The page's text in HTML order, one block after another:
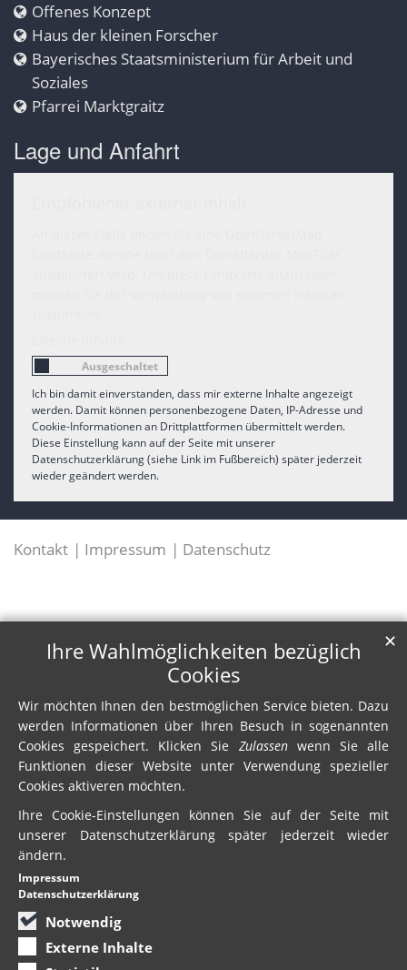
Offenes Konzept
Haus der kleinen Forscher
Bayerisches Staatsministerium für Arbeit und
Soziales
Pfarrei Marktgraitz
Lage und Anfahrt
Ich bin damit einverstanden, dass mir externe Inhalte angezeigt
werden. Damit können personenbezogene Daten, IP-Adresse und
Cookie-Informationen an Drittplattformen übermittelt werden.
Diese Einstellung kann auf der Seite mit unserer
Datenschutzerklärung (siehe Link im Fußbereich) später jederzeit
wieder geändert werden.
Kontakt Impressum Datenschutz
Ihre Wahlmöglichkeiten bezüglich
Cookies
Wir möchten Ihnen den bestmöglichen Service bieten. Dazu
werden Informationen über Ihren Besuch in sogenannten
Cookies gespeichert. Klicken Sie Zulassenwenn Sie alle
Funktionen dieser Website unter Verwendung spezieller
Cookies aktiveren möchten.
Ihre Cookie-Einstellungen können Sie auf der Seite mit
unserer Datenschutzerklärung später jederzeit wieder
ändern.
Notwendig
Externe Inhalte
✕
Impressum
Datenschutzerklärung